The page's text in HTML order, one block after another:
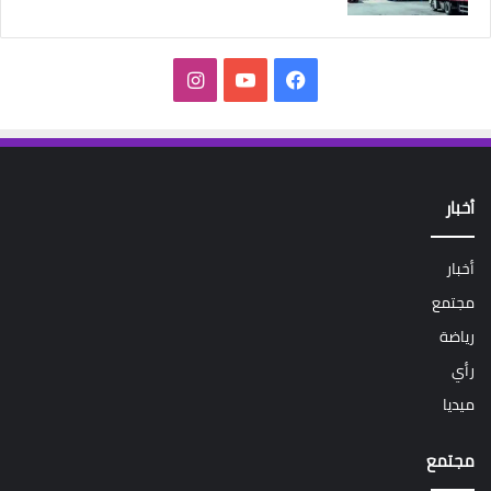
فيسبوك‫YouTubeانستقرام
أخبار
أخبار
مجتمع
رياضة
رأي
ميديا
مجتمع